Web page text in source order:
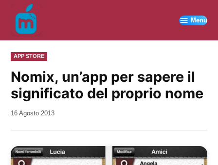
contenuto
Menu
PUBBLICATO
IN
APP STORE
Nomix, un’app per sapere il
significato del proprio nome
da
16 Agosto 2013